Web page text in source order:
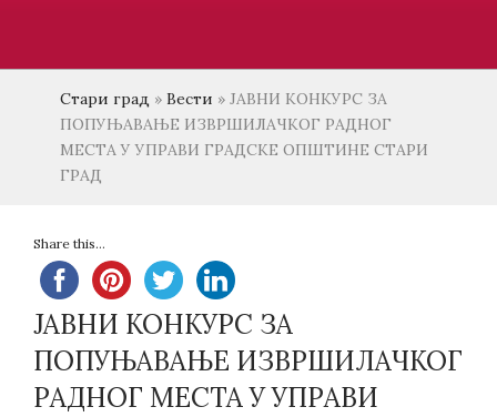
Стари град » Вести » ЈАВНИ КОНКУРС ЗА
ПОПУЊАВАЊЕ ИЗВРШИЛАЧКОГ РАДНОГ
МЕСТА У УПРАВИ ГРАДСКЕ ОПШТИНЕ СТАРИ
ГРАД
Share this...
ЈАВНИ КОНКУРС ЗА
ПОПУЊАВАЊЕ ИЗВРШИЛАЧКОГ
РАДНОГ МЕСТА У УПРАВИ